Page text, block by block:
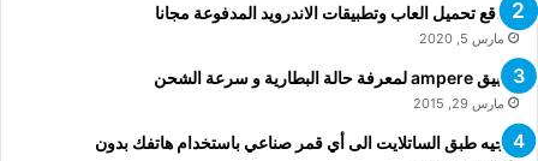
مواقع تحميل العاب وتطبيقات الاندرويد المدفوعة مجانا
مارس 5, 2020
تطبيق ampere لمعرفة حالة البطارية و سرعة الشحن
مارس 29, 2015
توجيه طبق الساتلايت الى أي قمر صناعي باستخدام هاتفك بدون